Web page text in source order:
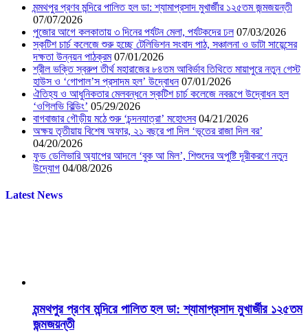
মন্মথপুর প্রণব মন্দিরে পালিত হল ডা: শ্যামাপ্রসাদ মুখার্জীর ১২৫তম জন্মজয়ন্তী
07/07/2026
পুজোর আগে কলকাতায় ৩ দিনের পর্যটন মেলা, পর্যটকদের ঢল 07/03/2026
স্কটিশ চার্চ কলেজে শুরু হচ্ছে টেলিভিশন সংবাদ পাঠ, সঞ্চালনা ও ডাটা সায়েন্সের
দক্ষতা উন্নয়ন পাঠক্রম 07/01/2026
শ্রীল ভক্তি স্বরুপ তীর্থ মহারাজের ৮৪তম আবির্ভাব তিথিতে মায়াপুরে নতুন গেস্ট
হাউস ও ‘গোপাল’স প্রসাদম হল’ উদ্বোধন 07/01/2026
ঐতিহ্য ও আধুনিকতার মেলবন্ধনে স্কটিশ চার্চ কলেজে নবরূপে উদ্বোধন হল
‘ওগিলভি বিল্ডিং’ 05/29/2026
বাগবাজার গৌড়ীয় মঠে শুরু ‘চন্দনযাত্রা’ মহোৎসব 04/21/2026
অক্ষয় তৃতীয়ায় বিশেষ অফার, ২১ বছরে পা দিল ‘ভূতের রাজা দিল বর’
04/20/2026
ফুড ডেলিভারি অ্যাপের আদলে ‘বুক আ মিল’, শিশুদের অপুষ্টি দূরীকরণে নতুন
উদ্যোগ 04/08/2026
Latest News
মন্মথপুর প্রণব মন্দিরে পালিত হল ডা: শ্যামাপ্রসাদ মুখার্জীর ১২৫তম
জন্মজয়ন্তী